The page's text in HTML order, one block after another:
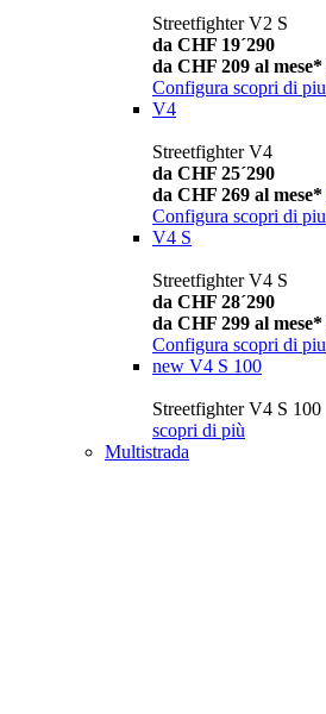
Streetfighter V2 S
da CHF 19´290
da CHF 209 al mese*
Configura scopri di piu
V4
Streetfighter V4
da CHF 25´290
da CHF 269 al mese*
Configura scopri di piu
V4 S
Streetfighter V4 S
da CHF 28´290
da CHF 299 al mese*
Configura scopri di piu
new V4 S 100
Streetfighter V4 S 100
scopri di più
Multistrada